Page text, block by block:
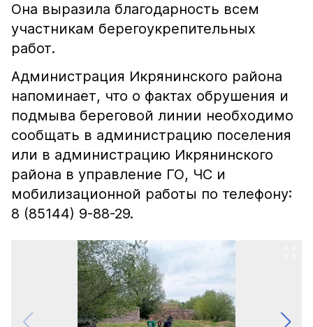
Она выразила благодарность всем
участникам берегоукрепительных
работ.
Администрация Икрянинского района
напоминает, что о фактах обрушения и
подмыва береговой линии необходимо
сообщать в администрацию поселения
или в администрацию Икрянинского
района в управление ГО, ЧС и
мобилизационной работы по телефону:
8 (85144) 9-88-29.